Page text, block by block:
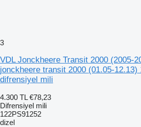
3
VDL Jonckheere Transit 2000 (2005-
jonckheere transit 2000 (01.05-12.13)
difrensiyel mili
4.300 TL €78,23
Difrensiyel mili
122PS91252
dizel